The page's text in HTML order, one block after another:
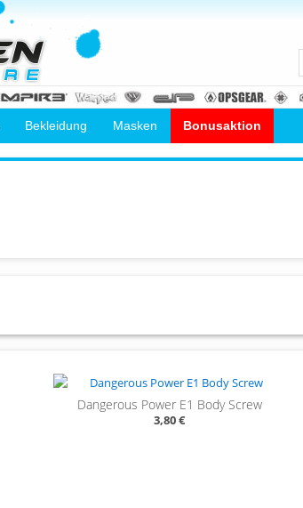
Bekleidung Masken Bonusaktion
Dangerous Power E1 Body Screw
3,80 €